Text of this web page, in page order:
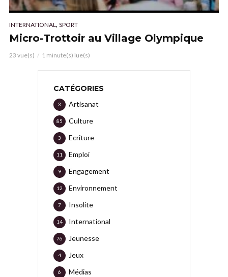
INTERNATIONAL, SPORT
Micro-Trottoir au Village Olympique
23 vue(s) 1 minute(s) lue(s)
CATÉGORIES
Artisanat
3
Culture
85
Ecriture
3
Emploi
11
Engagement
9
Environnement
12
Insolite
7
International
14
Jeunesse
76
Jeux
4
Médias
6